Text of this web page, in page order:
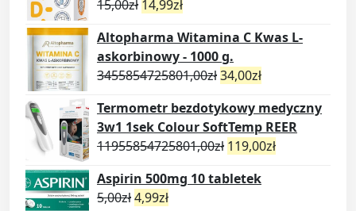
15,00zł 14,99zł
Altopharma Witamina C Kwas L-
askorbinowy - 1000 g.
3455854725801,00zł34,00zł
Termometr bezdotykowy medyczny
3w1 1sek Colour SoftTemp REER
11955854725801,00zł 119,00zł
Aspirin 500mg 10 tabletek
5,00zł4,99zł